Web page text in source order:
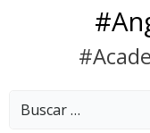
Buscar: